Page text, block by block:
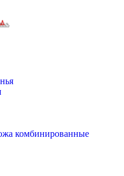
комбинированные